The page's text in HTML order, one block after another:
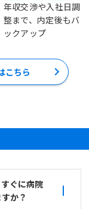
年収交渉や入社日調
整まで、内定後もバ
ックアップ
こちら
ぐに病院
か？